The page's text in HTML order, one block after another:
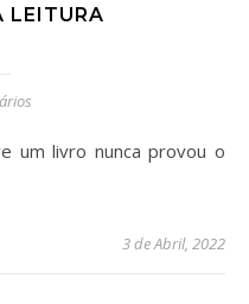
LEITURA
3 de Abril, 2022